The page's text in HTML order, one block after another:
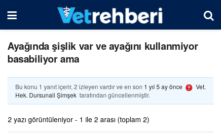
Ayağında şişlik var ve ayağını kullanmiyor
basabiliyor ama
Bu konu 1 yanıt içerir, 2 izleyen vardır ve en son 1 yıl 5 ay önce
Vet.
Hek. Dursunali Şimşek tarafından güncellenmiştir.
2 yazı görüntüleniyor - 1 ile 2 arası (toplam 2)